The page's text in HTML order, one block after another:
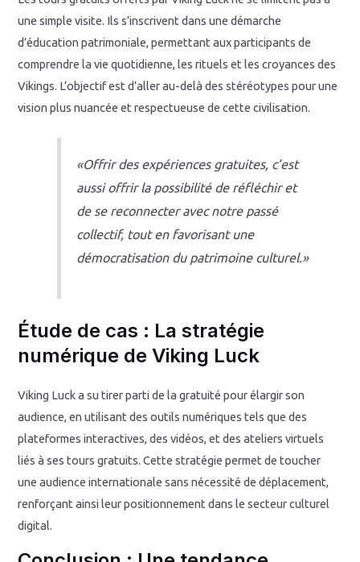
une simple visite. Ils s’inscrivent dans une démarche
d’éducation patrimoniale, permettant aux participants de
comprendre la vie quotidienne, les rituels et les croyances des
Vikings. L’objectif est d’aller au-delà des stéréotypes pour une
vision plus nuancée et respectueuse de cette civilisation.
«Offrir des expériences gratuites, c’est
aussi offrir la possibilité de réfléchir et
de se reconnecter avec notre passé
collectif, tout en favorisant une
démocratisation du patrimoine culturel.»
Étude de cas : La stratégie
numérique de Viking Luck
Viking Luck a su tirer parti de la gratuité pour élargir son
audience, en utilisant des outils numériques tels que des
plateformes interactives, des vidéos, et des ateliers virtuels
liés à ses tours gratuits. Cette stratégie permet de toucher
une audience internationale sans nécessité de déplacement,
renforçant ainsi leur positionnement dans le secteur culturel
digital.